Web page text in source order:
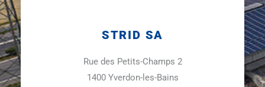
STRID SA
Rue des Petits-Champs 2
1400 Yverdon-les-Bains